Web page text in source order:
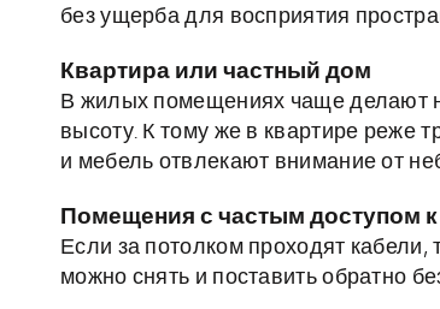
без ущерба для восприятия
Квартира или частный дом
В жилых помещениях чаще делают
высоту. К тому же в квартире реже
и мебель отвлекают внимание от
Помещения с частым доступом
Если за потолком проходят
можно снять и поставить обратно